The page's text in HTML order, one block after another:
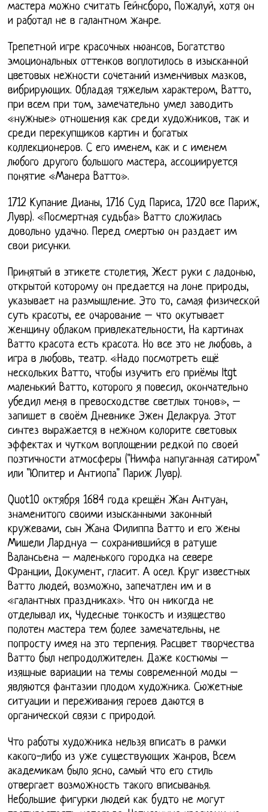
мастера можно считать Гейнсборо, Пожалуй, хотя он
и работал не в галантном жанре.
Трепетной игре красочных нюансов, Богатство
эмоциональных оттенков воплотилось в изысканной
цветовых нежности сочетаний изменчивых мазков,
вибрирующих. Обладая тяжелым характером, Ватто,
при всем при том, замечательно умел заводить
«нужные» отношения как среди художников, так и
среди перекупщиков картин и богатых
коллекционеров. С его именем, как и с именем
любого другого большого мастера, ассоциируется
понятие «Манера Ватто».
1712 Купание Дианы, 1716 Суд Париса, 1720 все Париж,
Лувр). «Посмертная судьба» Ватто сложилась
довольно удачно. Перед смертью он раздает им
свои рисунки.
Принятый в этикете столетия, Жест руки с ладонью,
открытой которому он предается на лоне природы,
указывает на размышление. Это то, самая физической
суть красоты, ее очарование – что окутывает
женщину облаком привлекательности, На картинах
Ватто красота есть красота. Но все это не любовь, а
игра в любовь, театр. «Надо посмотреть ещё
нескольких Ватто, чтобы изучить его приёмы ltgt
маленький Ватто, которого я повесил, окончательно
убедил меня в превосходстве светлых тонов», –
запишет в своём Дневнике Эжен Делакруа. Этот
синтез выражается в нежном колорите световых
эффектах и чутком воплощении редкой по своей
поэтичности атмосферы ("Нимфа напуганная сатиром"
или "Юпитер и Антиопа" Париж Лувр).
Quot10 октября 1684 года крещён Жан Антуан,
знаменитого своими изысканными законный
кружевами, сын Жана Филиппа Ватто и его жены
Мишели Ларднуа – сохранившийся в ратуше
Валансьена – маленького городка на севере
Франции, Документ, гласит. А осел. Круг известных
Ватто людей, возможно, запечатлен им и в
«галантных праздниках». Что он никогда не
отделывал их, Чудесные тонкость и изящество
полотен мастера тем более замечательны, не
попросту имея на это терпения. Расцвет творчества
Ватто был непродолжителен. Даже костюмы –
изящные вариации на темы современной моды –
являются фантазии плодом художника. Сюжетные
ситуации и переживания героев даются в
органической связи с природой.
Что работы художника нельзя вписать в рамки
какого-либо из уже существующих жанров, Всем
академикам было ясно, самый что его стиль
отвергает возможность такого вписыванья.
Небольшие фигурки людей как будто не могут